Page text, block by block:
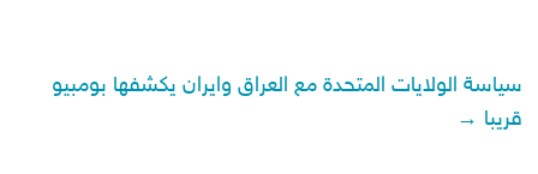
سياسة الولايات المتحدة مع العراق وايران يكشفها بومبيو
قريبا →